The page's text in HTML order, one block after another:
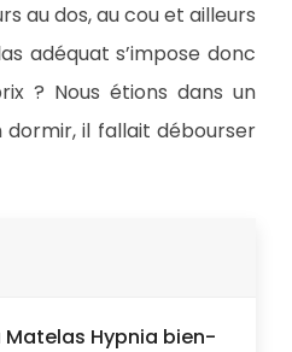
au dos, au cou et ailleurs
adéquat s’impose donc
? Nous étions dans un
il fallait débourser
Hypnia bien-